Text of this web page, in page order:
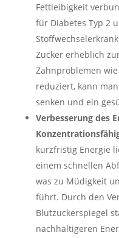
Fettleibigkeit
für Diabetes Typ 2
Zucker erheblich
Zahnproblemen
reduziert, kann
senken und ein
Verbesserung des
kurzfristig Energie
einem schnellen
was zu Müdigkeit
führt. Durch den
Blutzuckerspiegel
nachhaltigeren